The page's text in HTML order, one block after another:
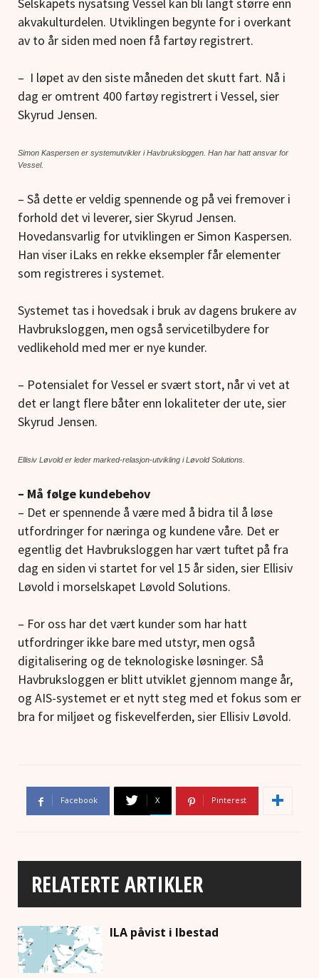
akvakulturdelen. Utviklingen begynte for i overkant
av to år siden med noen få fartøy registrert.
– I løpet av den siste måneden det skutt fart. Nå i
dag er omtrent 400 fartøy registrert i Vessel, sier
Skyrud Jensen.
Simon Kaspersen er systemutvikler i Havbruksloggen. Han har hatt ansvar for
Vessel.
– Så dette er veldig spennende og på vei fremover i
forhold det vi leverer, sier Skyrud Jensen.
Hovedansvarlig for utviklingen er Simon Kaspersen.
Han viser iLaks en rekke eksempler får elementer
som registreres i systemet.
Systemet tas i hovedsak i bruk av dagens brukere av
Havbruksloggen, men også servicetilbydere for
vedlikehold med mer er nye kunder.
– Potensialet for Vessel er svært stort, når vi vet at
det er langt flere båter enn lokaliteter der ute, sier
Skyrud Jensen.
Ellisiv Løvold er leder marked-relasjon-utvikling i Løvold Solutions.
– Må følge kundebehov
– Det er spennende å være med å bidra til å løse
utfordringer for næringa og kundene våre. Det er
egentlig det Havbruksloggen har vært tuftet på fra
dag en siden vi startet for vel 15 år siden, sier Ellisiv
Løvold i morselskapet Løvold Solutions.
– For oss har det vært kunder som har hatt
utfordringer ikke bare med utstyr, men også
digitalisering og de teknologiske løsninger. Så
Havbruksloggen er blitt utviklet gjennom mange år,
og AIS-systemet er et nytt steg med et fokus som er
bra for miljøet og fiskevelferden, sier Ellisiv Løvold.
Facebook X Pinterest
RELATERTE ARTIKLER
ILA påvist i Ibestad